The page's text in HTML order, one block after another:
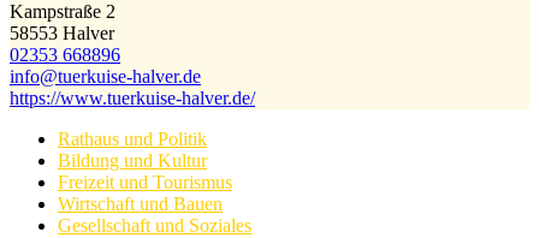
Kampstraße 2
58553 Halver
02353 668896
info@​tuerkuise-halver.de
https://www.tuerkuise-halver.de/
Rathaus und Politik
Bildung und Kultur
Freizeit und Tourismus
Wirtschaft und Bauen
Gesellschaft und Soziales